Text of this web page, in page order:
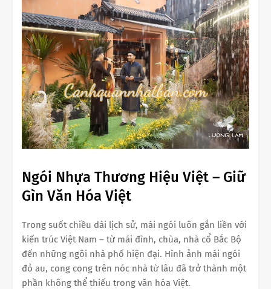
Ngói Nhựa Thương Hiệu Việt – Giữ
Gìn Văn Hóa Việt
Trong suốt chiều dài lịch sử, mái ngói luôn gắn liền với
kiến trúc Việt Nam – từ mái đình, chùa, nhà cổ Bắc Bộ
đến những ngôi nhà phố hiện đại. Hình ảnh mái ngói
đỏ au, cong cong trên nóc nhà từ lâu đã trở thành một
phần không thể thiếu trong văn hóa Việt.